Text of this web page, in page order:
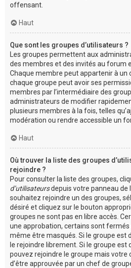
offensant.
Haut
Que sont les groupes d’utilisateurs ?
Les groupes permettent aux
des membres et des invités au forum
Chaque membre peut appartenir à un
chaque groupe peut avoir ses
membres par l’intermédiaire des
administrateurs de modifier
plusieurs membres à la fois, telles
modération ou rendre accessible un
Haut
Où trouver la liste des groupes
rejoindre ?
Pour consulter la liste des groupes,
d’utilisateursdepuis votre panneau de
souhaitez rejoindre un des groupes,
désiré et cliquez sur le bouton
groupes ne sont pas en libre accès.
une approbation, certains sont fermés
même être masqués. Si le groupe est
le rejoindre librement. Si le groupe est
pouvez rejoindre le groupe mais votre
d’être approuvée par un chef de